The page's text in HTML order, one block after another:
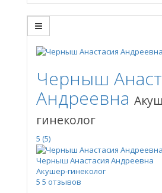
Черныш
Андреевна
гинеколог
5 (5)
Черныш Анастасия Андреевна
Акушер-гинеколог
5 5 отзывов